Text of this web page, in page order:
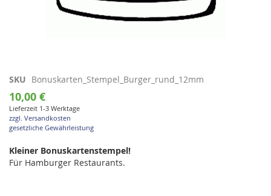
Zum
Anfang
der
Bildgalerie
springen
SKU Bonuskarten_Stempel_Burger_rund_12mm
10,00 €
Lieferzeit 1-3 Werktage
zzgl. Versandkosten
gesetzliche Gewährleistung
Kleiner Bonuskartenstempel!
Für Hamburger Restaurants.